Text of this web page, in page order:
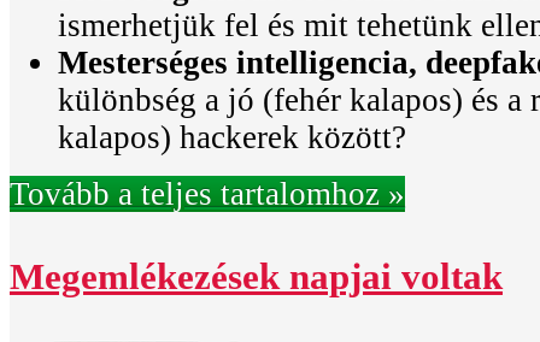
ismerhetjük fel és mit tehetünk
Mesterséges intelligencia,
különbség a jó (fehér kalapos) és a
kalapos) hackerek között?
Tovább a teljes tartalomhoz »
Megemlékezések napjai voltak